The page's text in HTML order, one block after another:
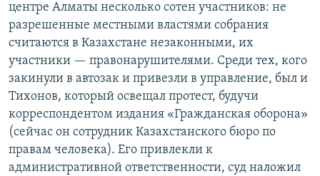
центре Алматы несколько сотен участников: не
разрешенные местными властями собрания
считаются в Казахстане незаконными, их
участники — правонарушителями. Среди тех, кого
закинули в автозак и привезли в управление, был и
Тихонов, который освещал протест, будучи
корреспондентом издания «Гражданская оборона»
(сейчас он сотрудник Казахстанского бюро по
правам человека). Его привлекли к
административной ответственности, суд наложил